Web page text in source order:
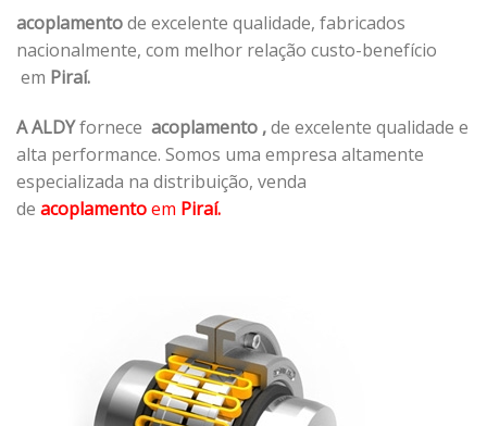
acoplamentode excelente qualidade, fabricados
nacionalmente, com melhor relação custo-benefício
em Piraí.
A ALDYfornece acoplamento ,de excelente qualidade e
alta performance. Somos uma empresa altamente
especializada na distribuição, venda
de acoplamentoem Piraí.